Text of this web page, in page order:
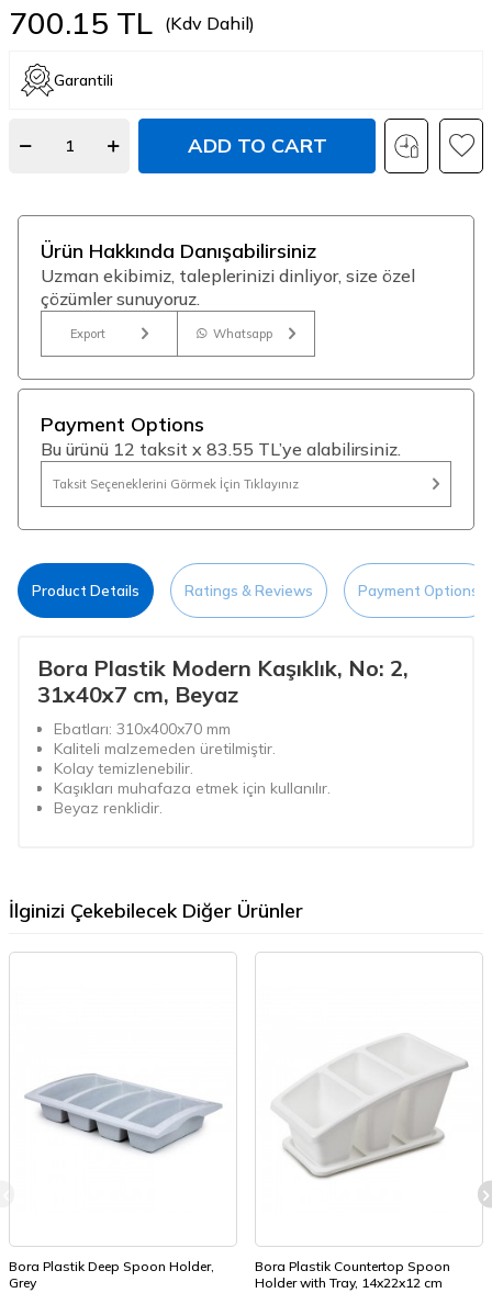
700.15 TL (Kdv Dahil)
Garantili
ADD TO CART
Ürün Hakkında Danışabilirsiniz
Uzman ekibimiz, taleplerinizi dinliyor, size özel
çözümler sunuyoruz.
Export Whatsapp
Payment Options
Bu ürünü 12 taksit x 83.55 TL’ye alabilirsiniz.
Taksit Seçeneklerini Görmek İçin Tıklayınız
Product Details Ratings & Reviews Payment Options
Bora Plastik Modern Kaşıklık, No: 2,
31x40x7 cm, Beyaz
Ebatları: 310x400x70 mm
Kaliteli malzemeden üretilmiştir.
Kolay temizlenebilir.
Kaşıkları muhafaza etmek için kullanılır.
Beyaz renklidir.
İlginizi Çekebilecek Diğer Ürünler
Bora Plastik Deep Spoon Holder,
Grey
Bora Plastik Countertop Spoon
Holder with Tray, 14x22x12 cm